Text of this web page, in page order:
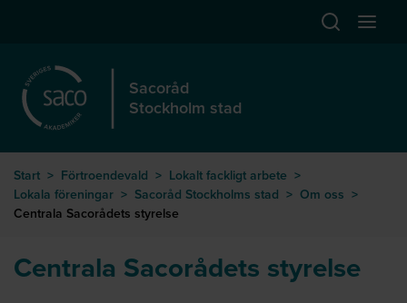
Öppna
Sacoråd
Stockholm stad
Start > Förtroendevald > Lokalt fackligt arbete >
Lokala föreningar > Sacoråd Stockholms stad > Om oss >
Centrala Sacorådets styrelse
Centrala Sacorådets styrelse